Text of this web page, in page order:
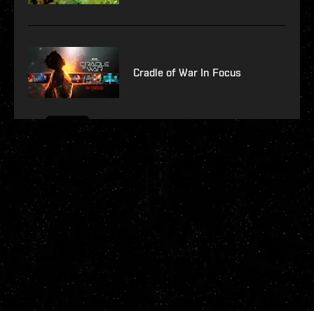
Cradle of War In Focus